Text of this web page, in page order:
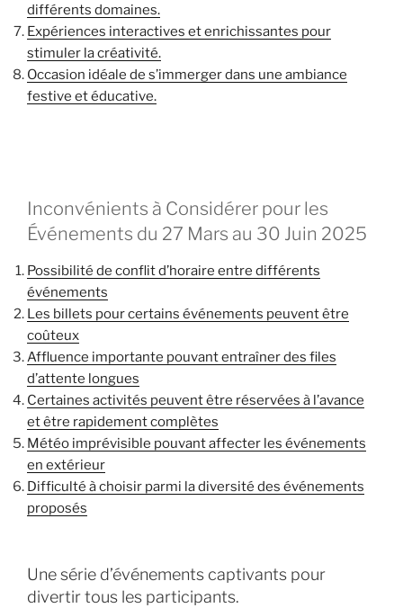
différents domaines.
Expériences interactives et enrichissantes pour
stimuler la créativité.
Occasion idéale de s’immerger dans une ambiance
festive et éducative.
Inconvénients à Considérer pour les
Événements du 27 Mars au 30 Juin 2025
Possibilité de conflit d’horaire entre différents
événements
Les billets pour certains événements peuvent être
coûteux
Affluence importante pouvant entraîner des files
d’attente longues
Certaines activités peuvent être réservées à l’avance
et être rapidement complètes
Météo imprévisible pouvant affecter les événements
en extérieur
Difficulté à choisir parmi la diversité des événements
proposés
Une série d’événements captivants pour
divertir tous les participants.